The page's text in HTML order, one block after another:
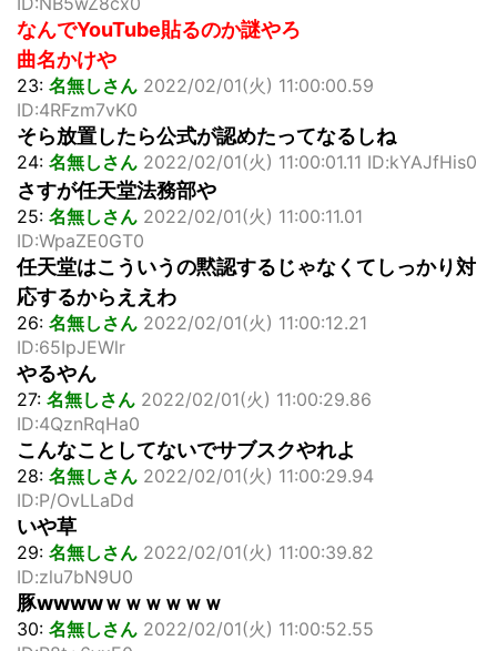
なんでYouTube貼るのか謎やろ
曲名かけや
23: 名無しさん 2022/02/01(火) 11:00:00.59
ID:4RFzm7vK0
そら放置したら公式が認めたってなるしね
24: 名無しさん 2022/02/01(火) 11:00:01.11 ID:kYAJfHis0
さすが任天堂法務部や
25: 名無しさん 2022/02/01(火) 11:00:11.01
ID:WpaZE0GT0
任天堂はこういうの黙認するじゃなくてしっかり対
応するからええわ
26: 名無しさん 2022/02/01(火) 11:00:12.21
ID:65IpJEWlr
やるやん
27: 名無しさん 2022/02/01(火) 11:00:29.86
ID:4QznRqHa0
こんなことしてないでサブスクやれよ
28: 名無しさん 2022/02/01(火) 11:00:29.94
ID:P/OvLLaDd
いや草
29: 名無しさん 2022/02/01(火) 11:00:39.82
ID:zlu7bN9U0
豚wwwwｗｗｗｗｗｗ
30: 名無しさん 2022/02/01(火) 11:00:52.55